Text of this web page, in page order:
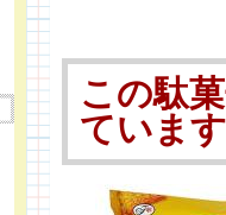
この駄
ていま